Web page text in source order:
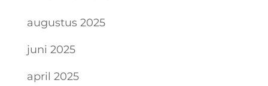
augustus 2025
juni 2025
april 2025